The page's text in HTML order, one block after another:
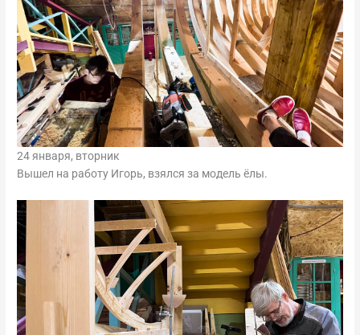
24 января, вторник
Вышел на работу Игорь, взялся за модель ёлы.